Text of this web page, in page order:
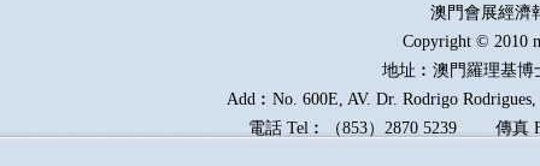
澳門會展經
Copyright © 2010
地址︰澳門羅理基博
Add︰No. 600E, AV. Dr. Rodrigo
電話 Tel︰（853）2870 5239傳真